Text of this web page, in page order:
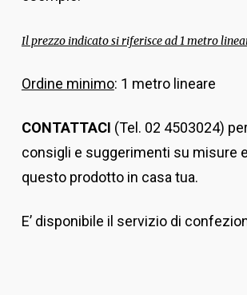
Il prezzo indicato si riferisce ad 1 metro
Ordine minimo: 1 metro lineare
CONTATTACI (Tel. 02 4503024)
consigli e suggerimenti su misure
questo prodotto in casa tua.
E’ disponibile il servizio di